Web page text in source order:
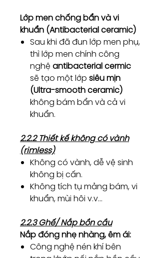
Lớp men chống bẩn và vi
khuẩn (Antibacterial ceramic)
Sau khi đã đun lớp men phụ,
thì lớp men chính công
nghệ antibacterial cermic
sẽ tạo một lớp siêu mịn
(Ultra-smooth ceramic)
không bám bẩn và cả vi
khuẩn.
2.2.2 Thiết kế không có vành
(rimless)
Không có vành, dễ vệ sinh
không bị cấn.
Không tích tụ mảng bám, vi
khuẩn, mùi hôi v.v…
2.2.3 Ghế/ Nắp bồn cầu
Nắp đóng nhẹ nhàng, êm ái:
Công nghệ nén khí bên